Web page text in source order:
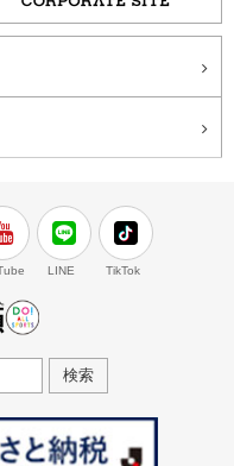
LINE TikTok
検索